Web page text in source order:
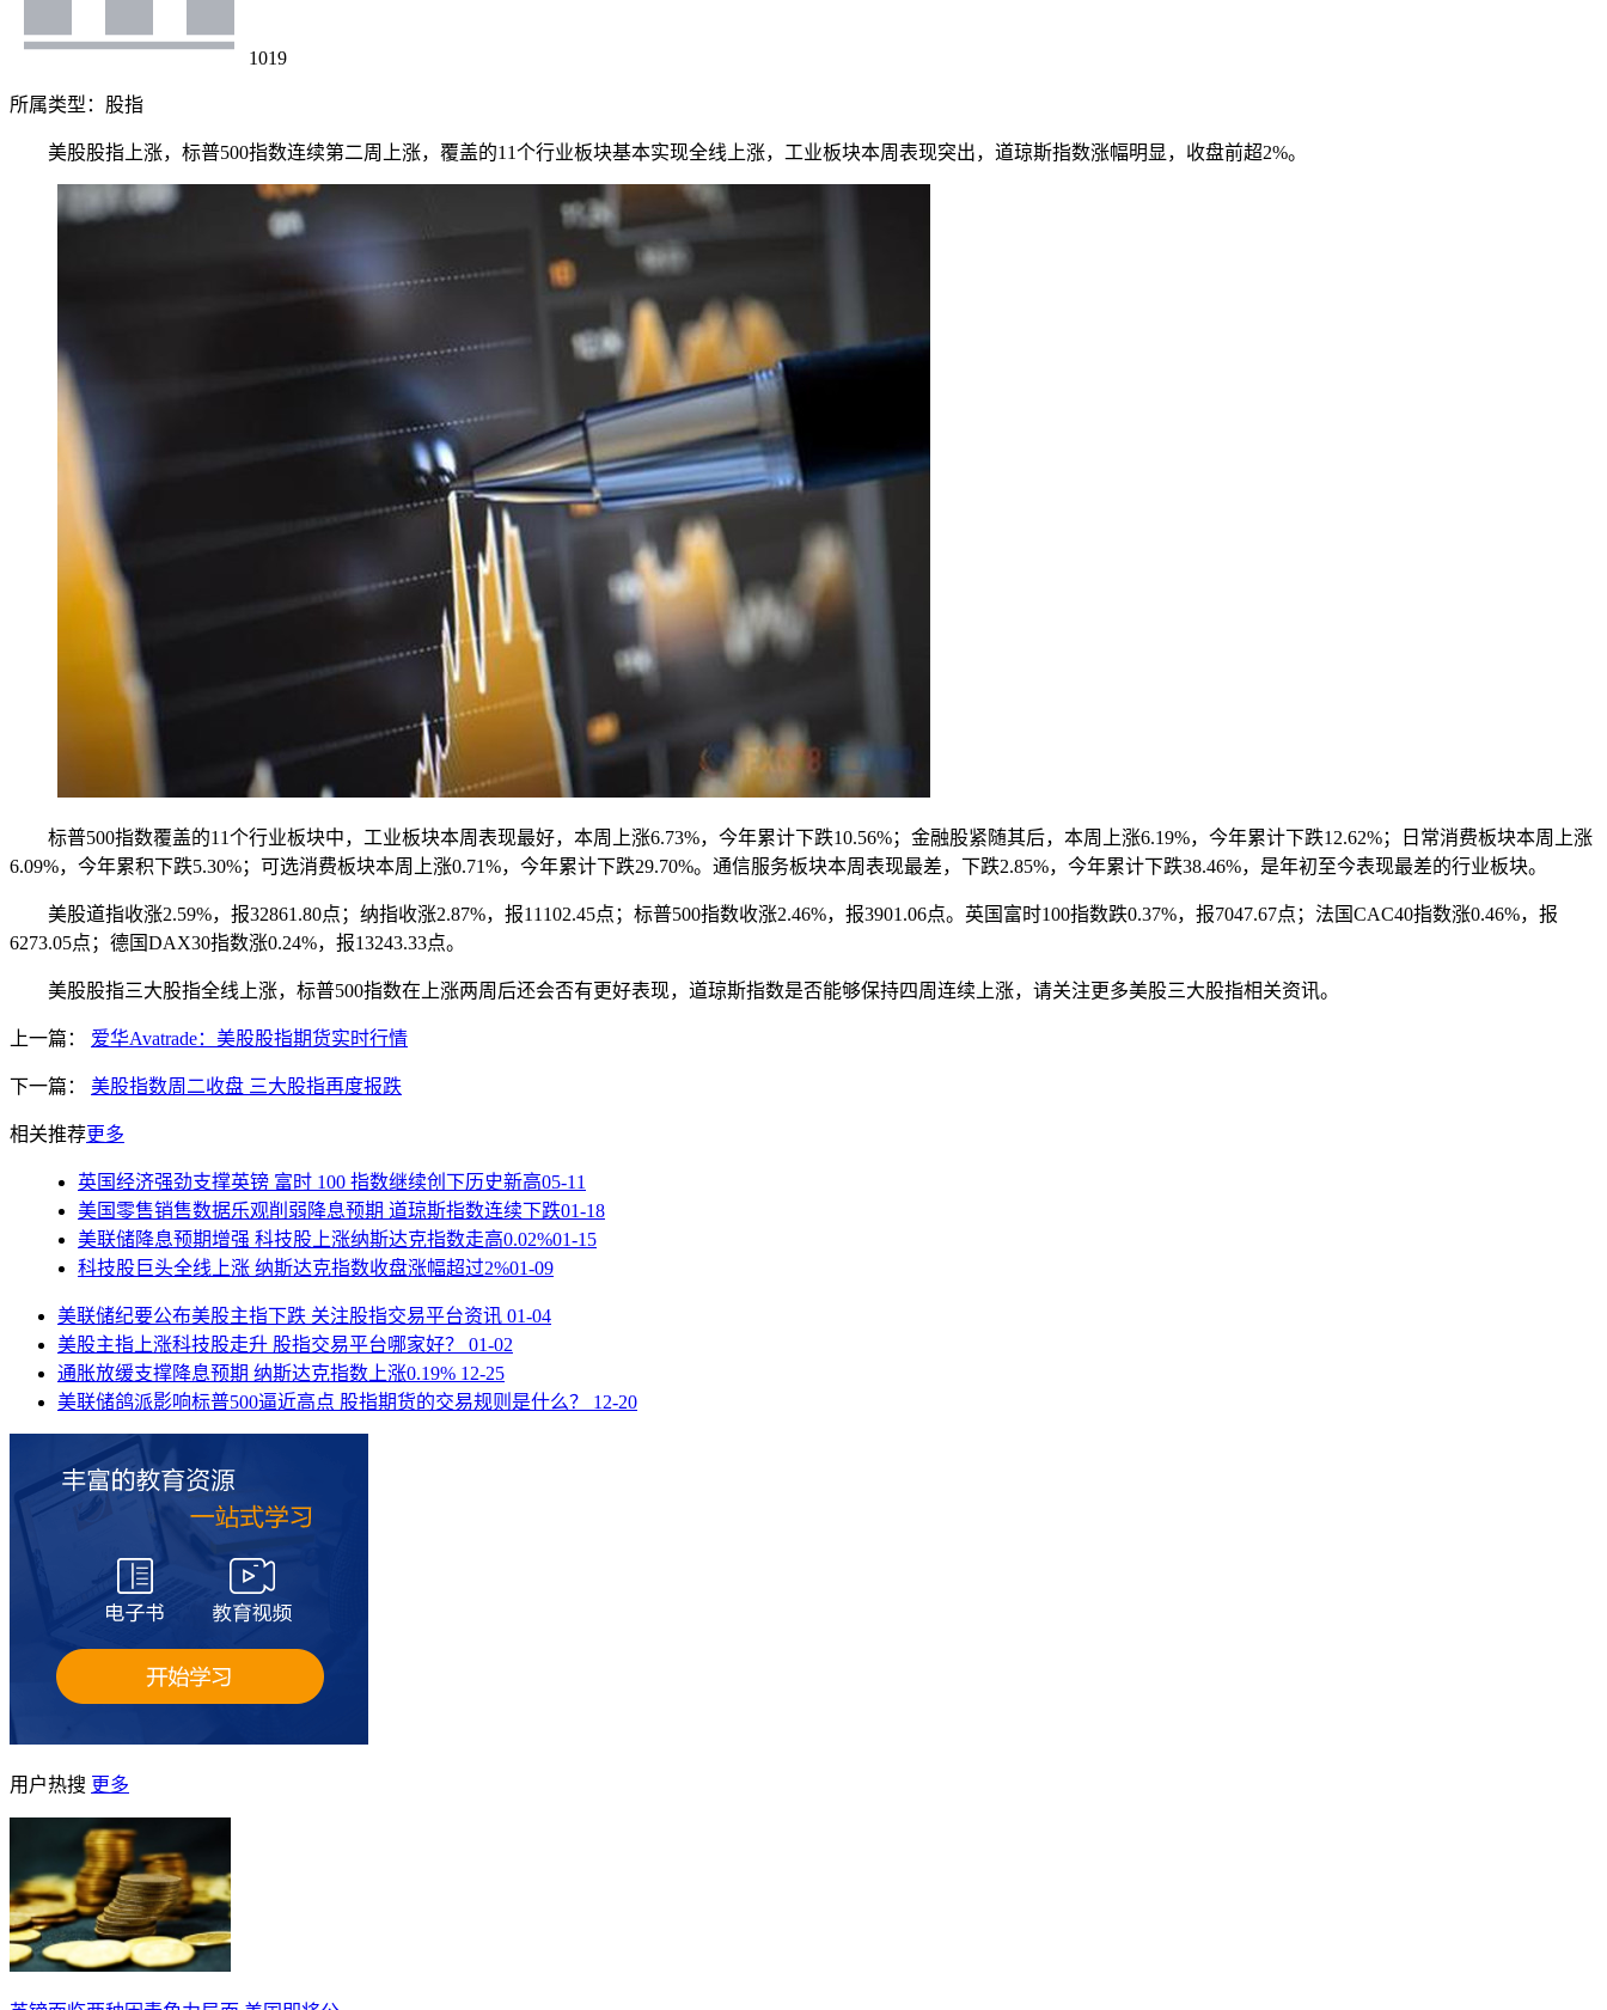
1019
所属类型： 股指
美股股指上涨，标普500指数连续第二周上涨，覆盖的11个行业板块基本实现全线上涨，工业板块本周表现突出，道琼斯指数涨幅明显，收盘前超2%。
标普500指数覆盖的11个行业板块中，工业板块本周表现最好，本周上涨6.73%，今年累计下跌10.56%；金融股紧随其后，本周上涨6.19%，今年累计下跌12.62%；日常消费板块本周上涨
6.09%，今年累积下跌5.30%；可选消费板块本周上涨0.71%，今年累计下跌29.70%。通信服务板块本周表现最差，下跌2.85%，今年累计下跌38.46%，是年初至今表现最差的行业板块。
美股道指收涨2.59%，报32861.80点；纳指收涨2.87%，报11102.45点；标普500指数收涨2.46%，报3901.06点。英国富时100指数跌0.37%，报7047.67点；法国CAC40指数涨0.46%，报
6273.05点；德国DAX30指数涨0.24%，报13243.33点。
美股股指三大股指全线上涨，标普500指数在上涨两周后还会否有更好表现，道琼斯指数是否能够保持四周连续上涨，请关注更多美股三大股指相关资讯。
上一篇： 爱华Avatrade：美股股指期货实时行情
下一篇： 美股指数周二收盘 三大股指再度报跌
相关推荐更多
英国经济强劲支撑英镑 富时 100 指数继续创下历史新高05-11
美国零售销售数据乐观削弱降息预期 道琼斯指数连续下跌01-18
美联储降息预期增强 科技股上涨纳斯达克指数走高0.02%01-15
科技股巨头全线上涨 纳斯达克指数收盘涨幅超过2%01-09
美联储纪要公布美股主指下跌 关注股指交易平台资讯 01-04
美股主指上涨科技股走升 股指交易平台哪家好？
01-02
通胀放缓支撑降息预期 纳斯达克指数上涨0.19% 12-25
美联储鸽派影响标普500逼近高点 股指期货的交易规则是什么？
12-20
用户热搜 更多